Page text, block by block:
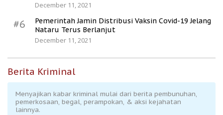
December 11, 2021
#6
Pemerintah Jamin Distribusi Vaksin Covid-19 Jelang
Nataru Terus Berlanjut
December 11, 2021
Berita Kriminal
Menyajikan kabar kriminal mulai dari berita pembunuhan,
pemerkosaan, begal, perampokan, & aksi kejahatan
lainnya.